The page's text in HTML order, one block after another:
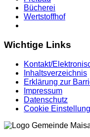
Bücherei
Wertstoffhof
Wichtige Links
Kontakt/
Inhaltsverzeichnis
Erklärung zur
Impressum
Datenschutz
Cookie